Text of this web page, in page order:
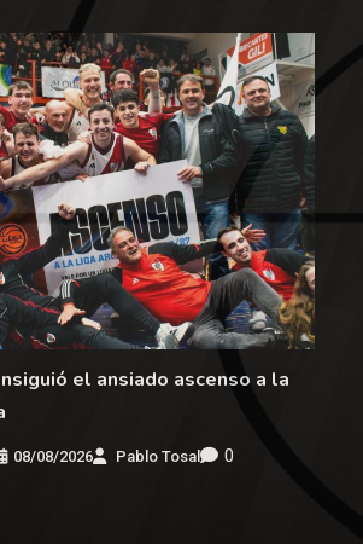
el ansiado ascenso a la
08/08/2026 Pablo Tosal 0